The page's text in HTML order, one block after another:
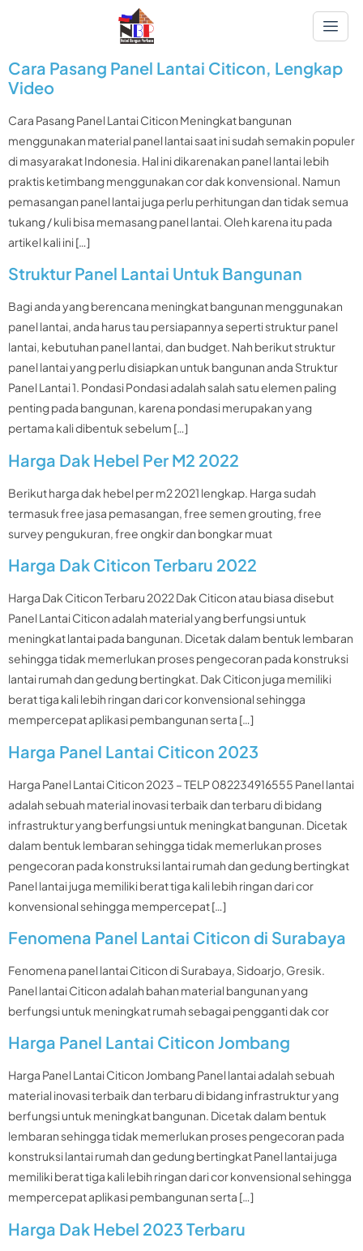
Cara Pasang Panel Lantai Citicon, Lengkap
Video
Cara Pasang Panel Lantai Citicon Meningkat bangunan
menggunakan material panel lantai saat ini sudah semakin populer
di masyarakat Indonesia. Hal ini dikarenakan panel lantai lebih
praktis ketimbang menggunakan cor dak konvensional. Namun
pemasangan panel lantai juga perlu perhitungan dan tidak semua
tukang / kuli bisa memasang panel lantai. Oleh karena itu pada
artikel kali ini […]
Struktur Panel Lantai Untuk Bangunan
Bagi anda yang berencana meningkat bangunan menggunakan
panel lantai, anda harus tau persiapannya seperti struktur panel
lantai, kebutuhan panel lantai, dan budget. Nah berikut struktur
panel lantai yang perlu disiapkan untuk bangunan anda Struktur
Panel Lantai 1. Pondasi Pondasi adalah salah satu elemen paling
penting pada bangunan, karena pondasi merupakan yang
pertama kali dibentuk sebelum […]
Harga Dak Hebel Per M2 2022
Berikut harga dak hebel per m2 2021 lengkap. Harga sudah
termasuk free jasa pemasangan, free semen grouting, free
survey pengukuran, free ongkir dan bongkar muat
Harga Dak Citicon Terbaru 2022
Harga Dak Citicon Terbaru 2022 Dak Citicon atau biasa disebut
Panel Lantai Citicon adalah material yang berfungsi untuk
meningkat lantai pada bangunan. Dicetak dalam bentuk lembaran
sehingga tidak memerlukan proses pengecoran pada konstruksi
lantai rumah dan gedung bertingkat. Dak Citicon juga memiliki
berat tiga kali lebih ringan dari cor konvensional sehingga
mempercepat aplikasi pembangunan serta […]
Harga Panel Lantai Citicon 2023
Harga Panel Lantai Citicon 2023 – TELP 082234916555 Panel lantai
adalah sebuah material inovasi terbaik dan terbaru di bidang
infrastruktur yang berfungsi untuk meningkat bangunan. Dicetak
dalam bentuk lembaran sehingga tidak memerlukan proses
pengecoran pada konstruksi lantai rumah dan gedung bertingkat
Panel lantai juga memiliki berat tiga kali lebih ringan dari cor
konvensional sehingga mempercepat […]
Fenomena Panel Lantai Citicon di Surabaya
Fenomena panel lantai Citicon di Surabaya, Sidoarjo, Gresik.
Panel lantai Citicon adalah bahan material bangunan yang
berfungsi untuk meningkat rumah sebagai pengganti dak cor
Harga Panel Lantai Citicon Jombang
Harga Panel Lantai Citicon Jombang Panel lantai adalah sebuah
material inovasi terbaik dan terbaru di bidang infrastruktur yang
berfungsi untuk meningkat bangunan. Dicetak dalam bentuk
lembaran sehingga tidak memerlukan proses pengecoran pada
konstruksi lantai rumah dan gedung bertingkat Panel lantai juga
memiliki berat tiga kali lebih ringan dari cor konvensional sehingga
mempercepat aplikasi pembangunan serta […]
Harga Dak Hebel 2023 Terbaru